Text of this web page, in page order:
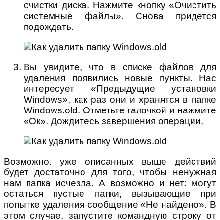
очистки диска. Нажмите кнопку «Очистить
системные файлы». Снова придется
подождать.
Вы увидите, что в списке файлов для
удаления появились новые пункты. Нас
интересует «Предыдущие установки
Windows», как раз они и хранятся в папке
Windows.old. Отметьте галочкой и нажмите
«Ок». Дождитесь завершения операции.
Возможно, уже описанных выше действий
будет достаточно для того, чтобы ненужная
нам папка исчезла. А возможно и нет: могут
остаться пустые папки, вызывающие при
попытке удаления сообщение «Не найдено». В
этом случае, запустите командную строку от